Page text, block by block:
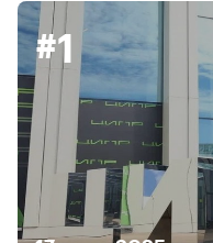
#1